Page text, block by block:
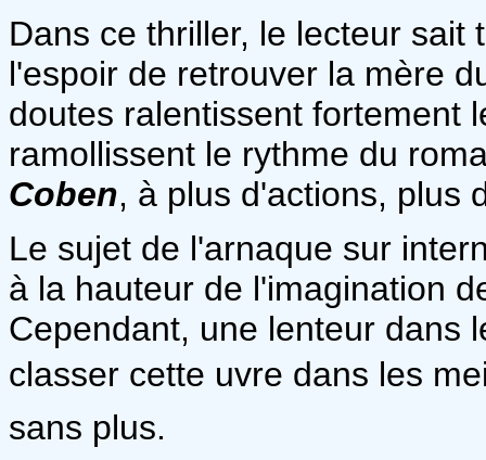
Dans ce thriller, le lecteur
l'espoir de retrouver la mère
doutes ralentissent fortement
ramollissent le rythme du
Coben, à plus d'actions, plus
Le sujet de l'arnaque sur
à la hauteur de l'imagination
Cependant, une lenteur dans
classer cette uvre dans les
sans plus.